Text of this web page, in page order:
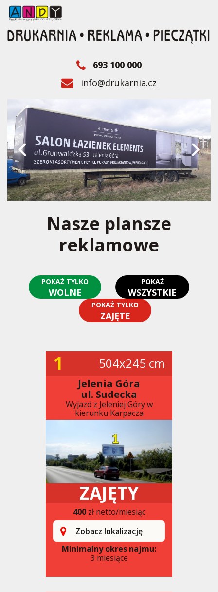
693 100 000
info@drukarnia.cz
Nasze plansze
reklamowe
POKAŻ TYLKO
WOLNE
POKAŻ
WSZYSTKIE
POKAŻ TYLKO
ZAJĘTE
1 504x245 cm
Jelenia Góra
ul. Sudecka
Wyjazd z Jeleniej Góry w
kierunku Karpacza
ZAJĘTY
400zł netto/miesiąc
Zobacz lokalizację
Minimalny okres najmu:
3 miesiące